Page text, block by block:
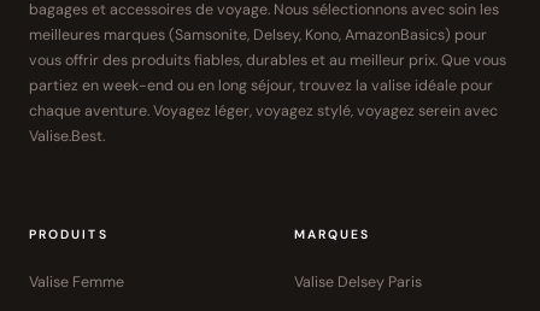
bagages et accessoires de voyage. Nous sélectionnons avec soin les
meilleures marques (Samsonite, Delsey, Kono, AmazonBasics) pour
vous offrir des produits fiables, durables et au meilleur prix. Que vous
partiez en week-end ou en long séjour, trouvez la valise idéale pour
chaque aventure. Voyagez léger, voyagez stylé, voyagez serein avec
Valise.Best.
PRODUITS
Valise Femme
MARQUES
Valise Delsey Paris